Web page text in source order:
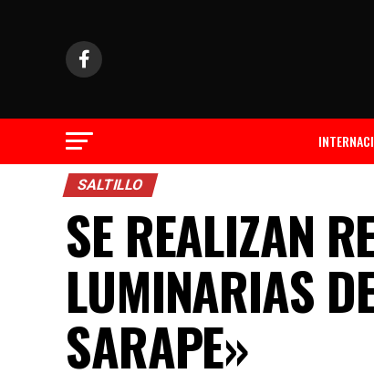
SALTILLO
SE REALIZAN
LUMINARIAS
SARAPE»